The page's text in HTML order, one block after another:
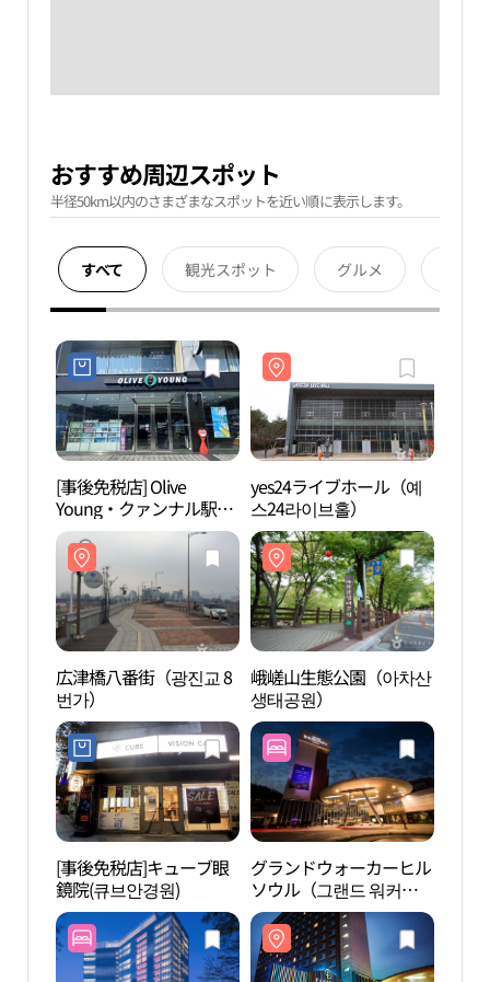
おすすめ周辺スポット
半径50km以内のさまざまなスポットを近い順に表示します。
すべて 観光スポット グルメ
[事後免税店] Olive
Young・クァンナル駅店
(올리브영 광나루역점)
yes24ライブホール（예
스24라이브홀）
広津橋八番街（광진교 8
번가）
峨嵯山生態公園（아차산
생태공원）
[事後免税店]キューブ眼
鏡院(큐브안경원)
グランドウォーカーヒル
ソウル（그랜드 워커힐
서울）